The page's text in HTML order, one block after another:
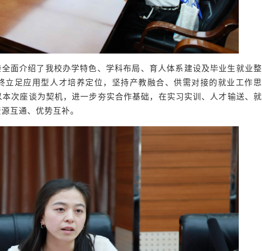
面介绍了我校办学特色、学科布局、育人体系建设及毕业生就业整
立足应用型人才培养定位，坚持产教融合、供需对接的就业工作思
次座谈为契机，进一步夯实合作基础，在实习实训、人才输送、就
互通、优势互补。